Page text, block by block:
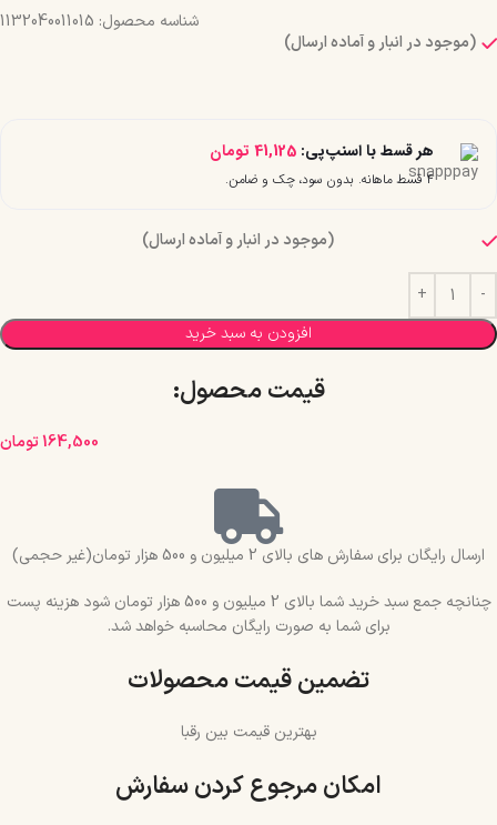
شناسه محصول: 1132040011015
(موجود در انبار و آماده ارسال)
هر قسط با اسنپ‌پی: 41,125 تومان
۴ قسط ماهانه. بدون سود، چک و ضامن.
(موجود در انبار و آماده ارسال)
افزودن به سبد خرید
قیمت محصول:​
164,500تومان
ارسال رایگان برای سفارش های بالای 2 میلیون و 500 هزار تومان(غیر حجمی)
چنانچه جمع سبد خرید شما بالای 2 میلیون و 500 هزار تومان شود هزینه پست
برای شما به صورت رایگان محاسبه خواهد شد.
تضمین قیمت محصولات
بهترین قیمت بین رقبا
امکان مرجوع کردن سفارش